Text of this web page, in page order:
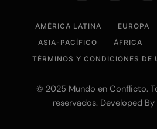
AMÉRICA LATINA EUROPA
ASIA-PACÍFICO
ÁFRICA
TÉRMINOS Y CONDICIONES DE
© 2025 Mundo en Conflicto.
reservados. Developed By